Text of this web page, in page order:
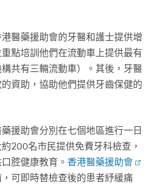
醫藥援助會的牙醫和護士提供增
點培訓他們在流動車上提供最有
共有三輛流動車）。其後，牙醫
資助，協助他們提供牙齒保健的
援助會分別在七個地區進行一日
200名市民提供免費牙科檢查，
腔健康教育。 香港醫藥援助會
可即時替檢查後的患者紓緩痛